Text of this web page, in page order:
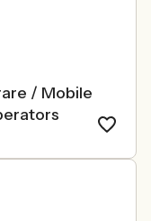
/ Mobile